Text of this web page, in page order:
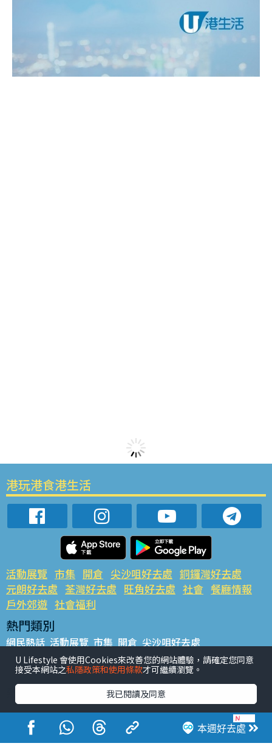
本週好去處
港玩港食港生活
活動展覽 市集 開倉 尖沙咀好去處 銅鑼灣好去處
元朗好去處 荃灣好去處 旺角好去處 社會 餐廳情報
戶外郊遊 社會福利
熱門類別
網民熱話 活動展覽 市集 開倉 尖沙咀好去處
銅鑼灣好去處 元朗好去處 荃灣好去處 旺角好去處 社會
餐廳情報 戶外郊遊
熱門標籤
#UGO搵好去處 #人氣活動推介 #美食社群熱話
#親子玩樂好去處
#ULifestyle應用程式
#限時搶
#UJetso禮物放送
#ULifestyle商戶中心 #著數 #網絡熱話
U Lifestyle 會使用Cookies來改善您的網站體驗，請確定您同意
接受本網站之私隱政策和使用條款才可繼續瀏覽。
我已閱讀及同意